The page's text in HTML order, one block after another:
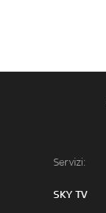
Servizi:
SKY TV